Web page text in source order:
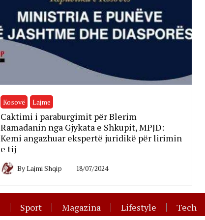
Kosovë Lajme
Caktimi i paraburgimit për Blerim
Ramadanin nga Gjykata e Shkupit, MPJD:
Kemi angazhuar ekspertë juridikë për lirimin
e tij
ByLajmi Shqip 18/07/2024
Sport Magazina Lifestyle Tech